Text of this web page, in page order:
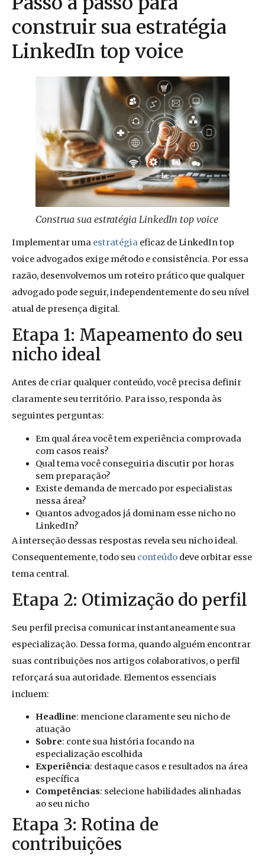
construir sua estratégia
LinkedIn top voice
Construa sua estratégia LinkedIn top voice
Implementar uma estratégia eficaz de LinkedIn top
voice advogados exige método e consistência. Por essa
razão, desenvolvemos um roteiro prático que qualquer
advogado pode seguir, independentemente do seu nível
atual de presença digital.
Etapa 1: Mapeamento do seu
nicho ideal
Antes de criar qualquer conteúdo, você precisa definir
claramente seu território. Para isso, responda às
seguintes perguntas:
Em qual área você tem experiência comprovada
com casos reais?
Qual tema você conseguiria discutir por horas
sem preparação?
Existe demanda de mercado por especialistas
nessa área?
Quantos advogados já dominam esse nicho no
LinkedIn?
A interseção dessas respostas revela seu nicho ideal.
Consequentemente, todo seu conteúdo deve orbitar esse
tema central.
Etapa 2: Otimização do perfil
Seu perfil precisa comunicar instantaneamente sua
especialização. Dessa forma, quando alguém encontrar
suas contribuições nos artigos colaborativos, o perfil
reforçará sua autoridade. Elementos essenciais
incluem:
Headline: mencione claramente seu nicho de
atuação
Sobre: conte sua história focando na
especialização escolhida
Experiência: destaque casos e resultados na área
específica
Competências: selecione habilidades alinhadas
ao seu nicho
Etapa 3: Rotina de
contribuições